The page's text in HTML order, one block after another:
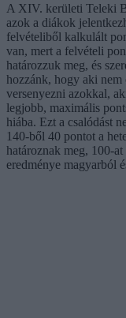
A XIV. kerületi Teleki
azok a diákok
felvételiből kalkulált
van, mert a felvételi
határozzuk meg, és
hozzánk, hogy aki
versenyezni azokkal,
legjobb, maximális
hiába. Ezt a csalódást
140-ből 40 pontot a
határoznak meg, 100-
eredménye magyarból